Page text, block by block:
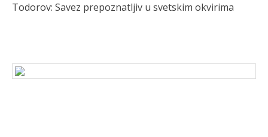
Todorov: Savez prepoznatljiv u svetskim okvirima